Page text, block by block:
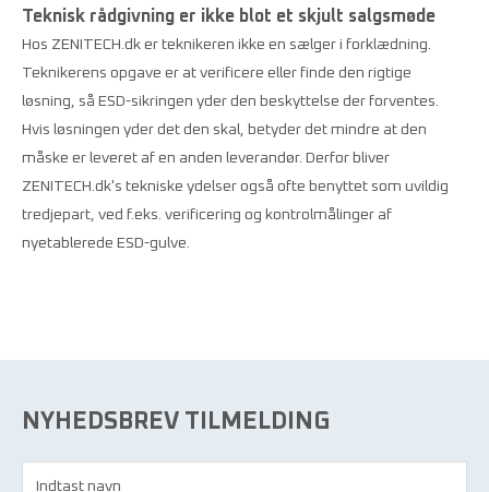
Teknisk rådgivning er ikke blot et skjult salgsmøde
Hos ZENITECH.dk er teknikeren ikke en sælger i forklædning.
Teknikerens opgave er at verificere eller finde den rigtige
løsning, så ESD-sikringen yder den beskyttelse der forventes.
Hvis løsningen yder det den skal, betyder det mindre at den
måske er leveret af en anden leverandør. Derfor bliver
ZENITECH.dk's tekniske ydelser også ofte benyttet som uvildig
tredjepart, ved f.eks. verificering og kontrolmålinger af
nyetablerede ESD-gulve.
NYHEDSBREV TILMELDING